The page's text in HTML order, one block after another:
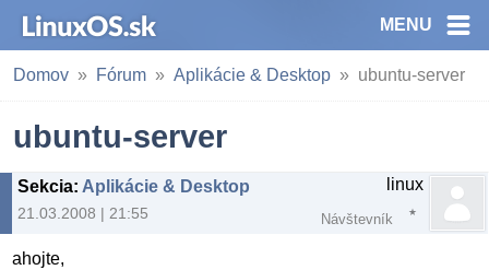
MENU
Domov Fórum Aplikácie & Desktop ubuntu-server
ubuntu-server
Sekcia: Aplikácie & Desktop
21.03.2008 | 21:55
linux
Návštevník
ahojte,